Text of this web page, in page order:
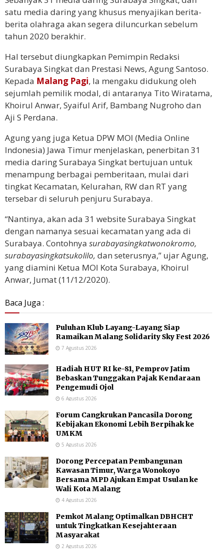
satu media daring yang khusus menyajikan berita-
berita olahraga akan segera diluncurkan sebelum
tahun 2020 berakhir.
Hal tersebut diungkapkan Pemimpin Redaksi
Surabaya Singkat dan Prestasi News, Agung Santoso.
Kepada Malang Pagi, Ia mengaku didukung oleh
sejumlah pemilik modal, di antaranya Tito Wiratama,
Khoirul Anwar, Syaiful Arif, Bambang Nugroho dan
Aji S Perdana.
Agung yang juga Ketua DPW MOI (Media Online
Indonesia) Jawa Timur menjelaskan, penerbitan 31
media daring Surabaya Singkat bertujuan untuk
menampung berbagai pemberitaan, mulai dari
tingkat Kecamatan, Kelurahan, RW dan RT yang
tersebar di seluruh penjuru Surabaya.
“Nantinya, akan ada 31 website Surabaya Singkat
dengan namanya sesuai kecamatan yang ada di
Surabaya. Contohnya surabayasingkatwonokromo,
surabayasingkatsukolilo, dan seterusnya,” ujar Agung,
yang diamini Ketua MOI Kota Surabaya, Khoirul
Anwar, Jumat (11/12/2020).
Baca Juga :
Puluhan Klub Layang-Layang Siap
Ramaikan Malang Solidarity Sky Fest 2026
7 Agustus 2026
Hadiah HUT RI ke-81, Pemprov Jatim
Bebaskan Tunggakan Pajak Kendaraan
Pengemudi Ojol
6 Agustus 2026
Forum Cangkrukan Pancasila Dorong
Kebijakan Ekonomi Lebih Berpihak ke
UMKM
5 Agustus 2026
Dorong Percepatan Pembangunan
Kawasan Timur, Warga Wonokoyo
Bersama MPD Ajukan Empat Usulan ke
Wali Kota Malang
4 Agustus 2026
Pemkot Malang Optimalkan DBHCHT
untuk Tingkatkan Kesejahteraan
Masyarakat
2 Agustus 2026